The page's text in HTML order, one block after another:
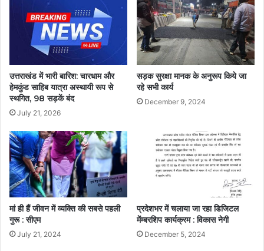
उत्तराखंड में भारी बारिश: चारधाम और
हेमकुंड साहिब यात्रा अस्थायी रूप से
स्थगित, 98 सड़कें बंद
July 21, 2026
सड़क सुरक्षा मानक के अनुरूप किये जा
रहे सभी कार्य
December 9, 2024
मां ही हैं जीवन में व्यक्ति की सबसे पहली
गुरू : सीएम
July 21, 2024
प्रदेशभर में चलाया जा रहा डिजिटल
मेंम्बरशिप कार्यक्रम : विकास नेगी
December 5, 2024